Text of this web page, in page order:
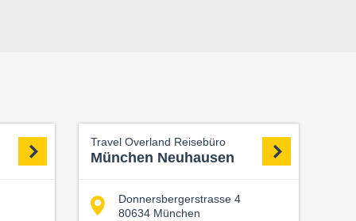
Travel Overland Reisebüro
München Neuhausen
Donnersbergerstrasse 4
80634 München